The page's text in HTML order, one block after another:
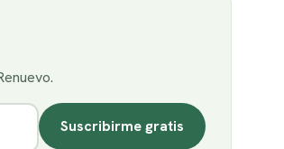
Suscribirme gratis